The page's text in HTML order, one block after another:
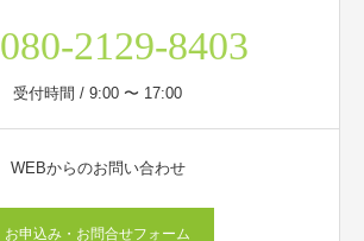
080-2129-8403
受付時間 / 9:00 〜 17:00
WEBからのお問い合わせ
お申込み・お問合せフォーム